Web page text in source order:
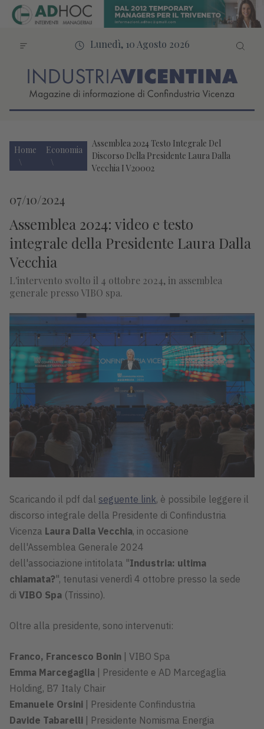
Lunedì, 10 Agosto 2026
Home Economia
Assemblea 2024 Testo Integrale Del
Discorso Della Presidente Laura Dalla
Vecchia I V20002
07/10/2024
Assemblea 2024: video e testo
integrale della Presidente Laura Dalla
Vecchia
L'intervento svolto il 4 ottobre 2024, in assemblea
generale presso VIBO spa.
Scaricando il pdf dal seguente link, è possibile leggere il
discorso integrale della Presidente di Confindustria
Vicenza Laura Dalla Vecchia, in occasione
dell'Assemblea Generale 2024
dell'associazione intitolata "Industria: ultima
chiamata?", tenutasi venerdì 4 ottobre presso la sede
di VIBO Spa (Trissino).
Oltre alla presidente, sono intervenuti:
Franco, Francesco Bonin | VIBO Spa
Emma Marcegaglia | Presidente e AD Marcegaglia
Holding, B7 Italy Chair
Emanuele Orsini | Presidente Confindustria
Davide Tabarelli | Presidente Nomisma Energia